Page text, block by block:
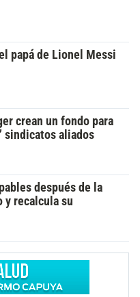
papá de Lionel Messi
crean un fondo para
sindicatos aliados
después de la
y recalcula su